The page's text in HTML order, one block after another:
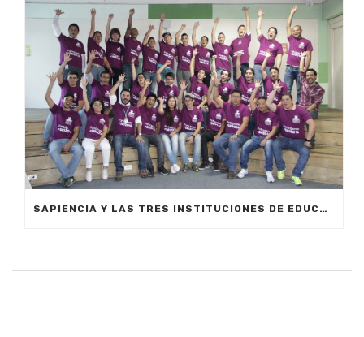
SAPIENCIA Y LAS TRES INSTITUCIONES DE EDUCACIÓN SUPERIOR DEL MUNICIPIO PARTICIPARÁN EN LA SEMANA DE LA ROBÓTICA